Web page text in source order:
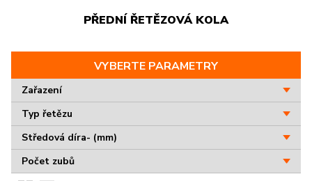
PŘEDNÍ ŘETĚZOVÁ KOLA
VYBERTE PARAMETRY
Zařazení
Typ řetězu
Středová díra- (mm)
Počet zubů